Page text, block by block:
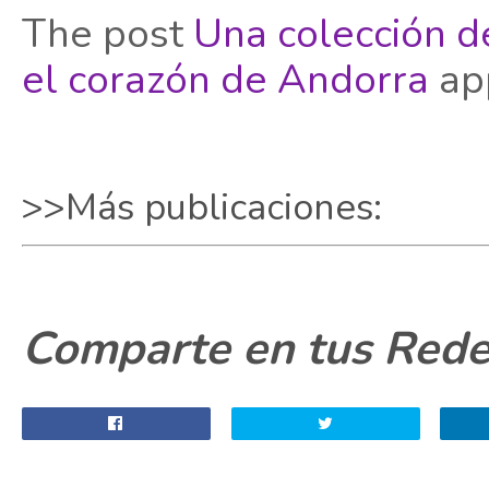
The post Una colección
el corazón de Andorra
>>Más publicaciones:
Comparte en tus